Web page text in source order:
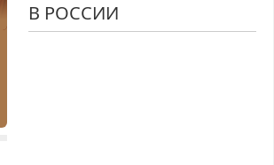
В РОССИИ